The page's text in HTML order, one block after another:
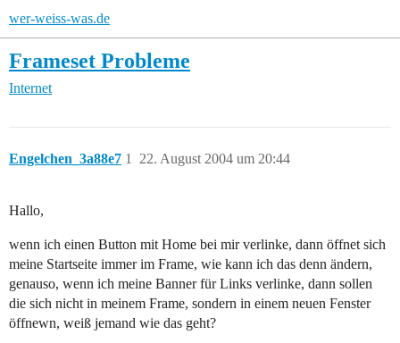
wer-weiss-was.de
Frameset Probleme
Internet
Engelchen_3a88e7 22. August 2004 um 20:44
1
Hallo,
wenn ich einen Button mit Home bei mir verlinke, dann öffnet sich
meine Startseite immer im Frame, wie kann ich das denn ändern,
genauso, wenn ich meine Banner für Links verlinke, dann sollen
die sich nicht in meinem Frame, sondern in einem neuen Fenster
öffnewn, weiß jemand wie das geht?